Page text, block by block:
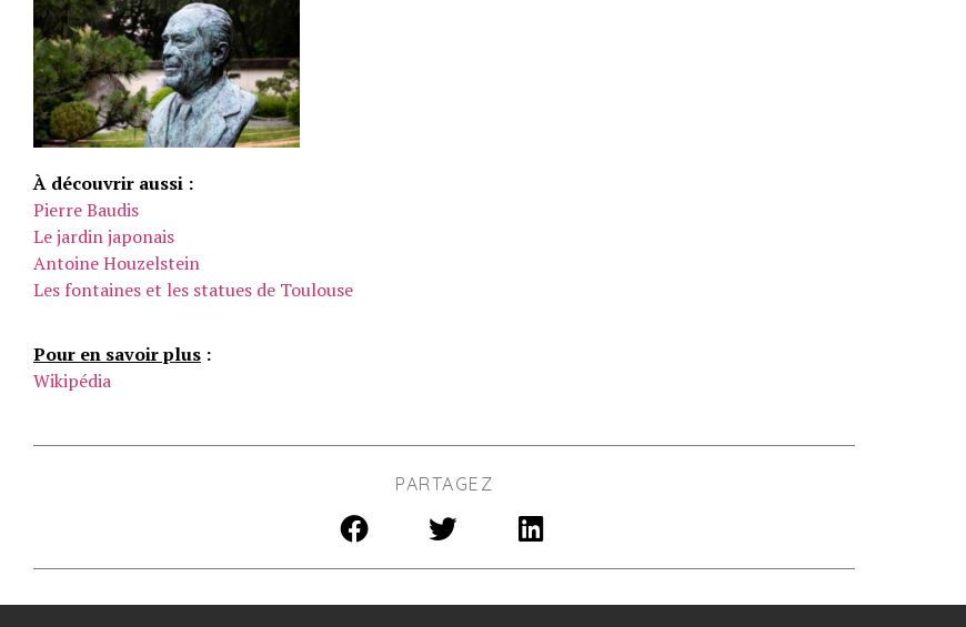
À découvrir aussi :
Pierre Baudis
Le jardin japonais
Antoine Houzelstein
Les fontaines et les statues de Toulouse
Pour en savoir plus :
Wikipédia
PARTAGEZ